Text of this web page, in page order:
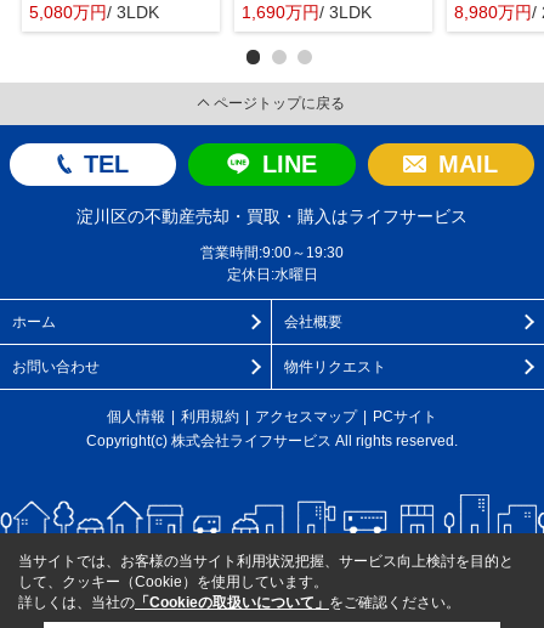
5,080万円/ 3LDK
1,690万円/ 3LDK 8,980万円/
ページトップに戻る
TEL LINE MAIL
淀川区の不動産売却・買取・購入はライフサービス
営業時間:9:00～19:30
定休日:水曜日
ホーム 会社概要
お問い合わせ 物件リクエスト
個人情報 利用規約 アクセスマップ
PCサイト
Copyright(c) 株式会社ライフサービス All rights reserved.
当サイトでは、お客様の当サイト利用状況把握、サービス向上検討を目的と
して、クッキー（Cookie）を使用しています。
詳しくは、当社の 「Cookieの取扱いについて」 をご確認ください。